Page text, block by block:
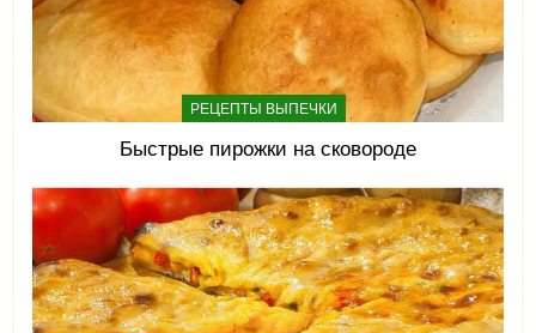
РЕЦЕПТЫ ВЫПЕЧКИ
Быстрые пирожки на сковороде